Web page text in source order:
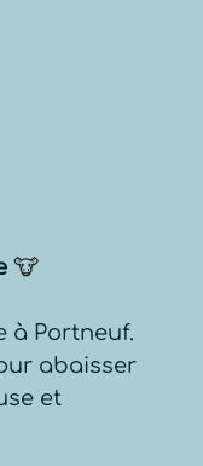
🐮
à Portneuf.
abaisser
et